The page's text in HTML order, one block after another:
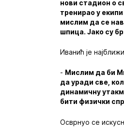
нови стадион о
тренирао у
мислим да се
шпица. Јако су
Иванић је
- Мислим да би
да уради све,
динамичну
бити физички
Осврнуо се